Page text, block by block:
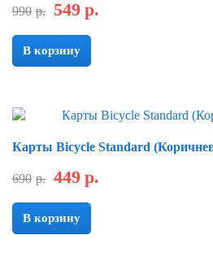
990 р. 549 р.
В корзину
Скидка
Карты Bicycle Standard
690 р. 449 р.
В корзину